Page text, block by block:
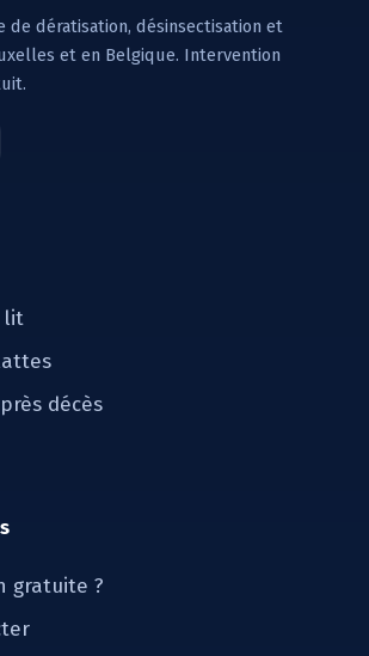
de dératisation, désinsectisation et
et en Belgique. Intervention
lit
décès
gratuite ?